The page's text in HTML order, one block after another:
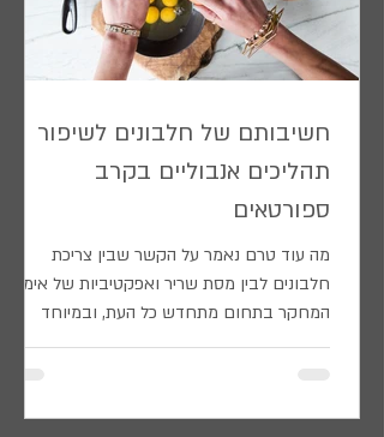
חשיבותם של חלבונים לשיפור
תהליכים אנבוליים בקרב
ספורטאים
מה עוד טרם נאמר על הקשר שבין צריכת
חלבונים לבין מסת שריר ואפקטיביות של אימון?
המחקר בתחום מתחדש כל העת, ובמיוחד
ברמת היכולת לשים את...